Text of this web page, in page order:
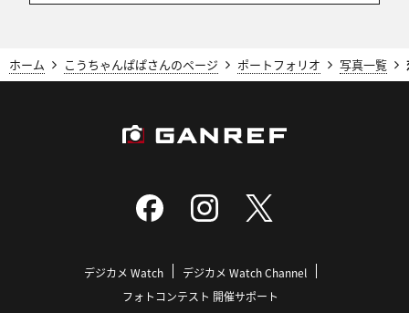
2023/07/08 11:45:57
Rejoicing
2023/07/08 11:14:07
ホーム こうちゃんぱぱさんのページ ポートフォリオ 写真一覧
デジカメ Watch
デジカメ Watch Channel
フォトコンテスト 開催サポート